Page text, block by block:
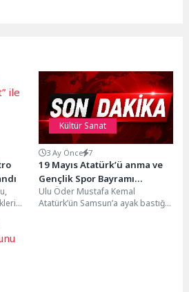
bir
Kültür Sanat
3 Ay Önce 7
19 Mayıs Atatürk’ü anma ve
Gençlik Spor Bayramı
çoşkuyla kutlandı
Ulu Öder Mustafa Kemal
Atatürk’ün Samsun’a ayak bastığı